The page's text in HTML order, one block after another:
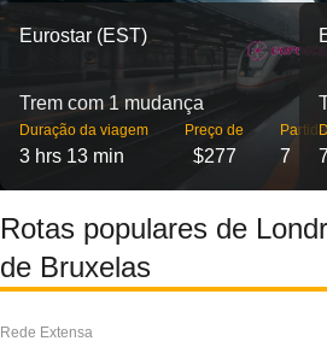
Eurostar (EST)
Trem com 1 mudança
Duração da viagem
3 hrs 13 min
Preço de
$277 7
Rotas populares de
de Bruxelas
Rede Extensa